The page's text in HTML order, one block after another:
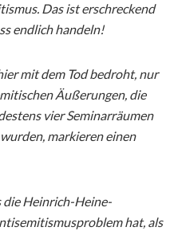
Das ist erschreckend
endlich handeln!
mit dem Tod bedroht, nur
Äußerungen, die
vier Seminarräumen
markieren einen
die Heinrich-Heine-
hat, als